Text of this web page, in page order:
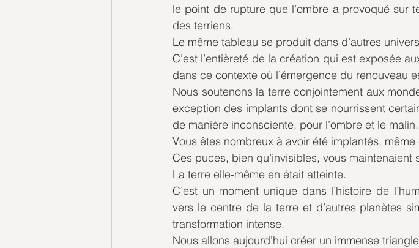
le point de rupture que l’ombre a provoqué sur
des terriens.
Le même tableau se produit dans d’autres
C’est l’entièreté de la création qui est exposée
dans ce contexte où l’émergence du renouveau
Nous soutenons la terre conjointement aux
exception des implants dont se nourrissent
de manière inconsciente, pour l’ombre et le malin.
Vous êtes nombreux à avoir été implantés,
Ces puces, bien qu’invisibles, vous
La terre elle-même en était atteinte.
C’est un moment unique dans l’histoire de
vers le centre de la terre et d’autres planètes
transformation intense.
Nous allons aujourd’hui créer un immense